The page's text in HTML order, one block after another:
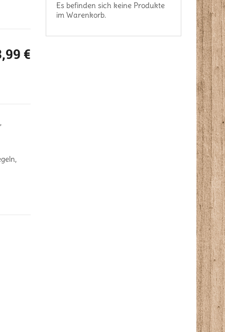
€
,
,
Es befinden sich keine Produkte
im Warenkorb.